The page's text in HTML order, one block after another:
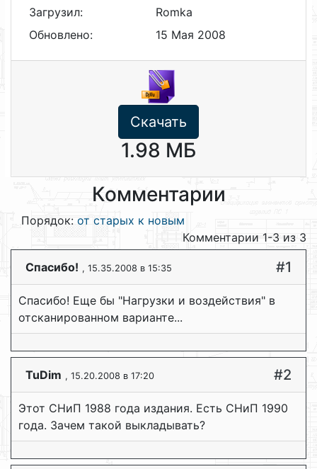
Загрузил:
Romka
Обновлено:
15 Мая 2008
Скачать
1.98 МБ
Комментарии
Порядок: от старых к новым
Комментарии 1-3 из 3
Спасибо! , 15.35.2008 в 15:35 #1
Спасибо! Еще бы "Нагрузки и воздействия" в
отсканированном варианте...
TuDim , 15.20.2008 в 17:20 #2
Этот СНиП 1988 года издания. Есть СНиП 1990
года. Зачем такой выкладывать?